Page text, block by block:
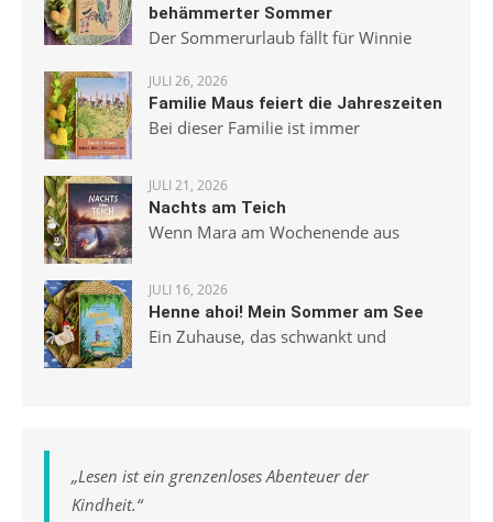
behämmerter Sommer
Der Sommerurlaub fällt für Winnie
JULI 26, 2026
Familie Maus feiert die Jahreszeiten
Bei dieser Familie ist immer
JULI 21, 2026
Nachts am Teich
Wenn Mara am Wochenende aus
JULI 16, 2026
Henne ahoi! Mein Sommer am See
Ein Zuhause, das schwankt und
„Lesen ist ein grenzenloses Abenteuer der
Kindheit.“